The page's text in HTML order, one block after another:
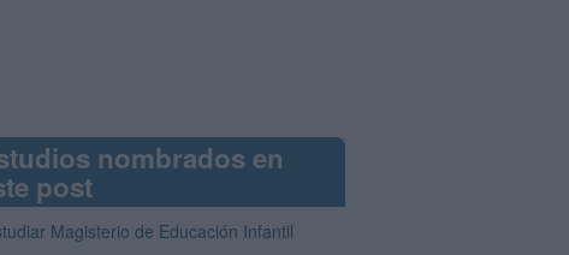
nombrados en
post
Magisterio de Educación Infantil